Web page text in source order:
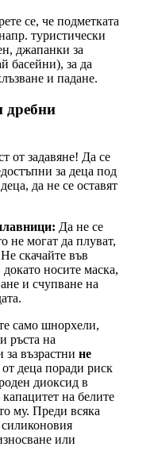
се, че подметката
туристически
джапанки за
басейни), за да
и падане.
дребни
от задавяне! Да се
за деца под
да не се оставят
Да не се
не могат да плуват,
скачайте във
носите маска,
и счупване на
само шнорхели,
ръста на
възрастни не
от деца поради риск
диоксид в
на белите
му. Преди всяка
или